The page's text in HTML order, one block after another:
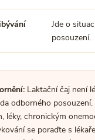
Jde o
posouzení.
Laktační čaj není
odborného
léky, chronickým
se poraďte s